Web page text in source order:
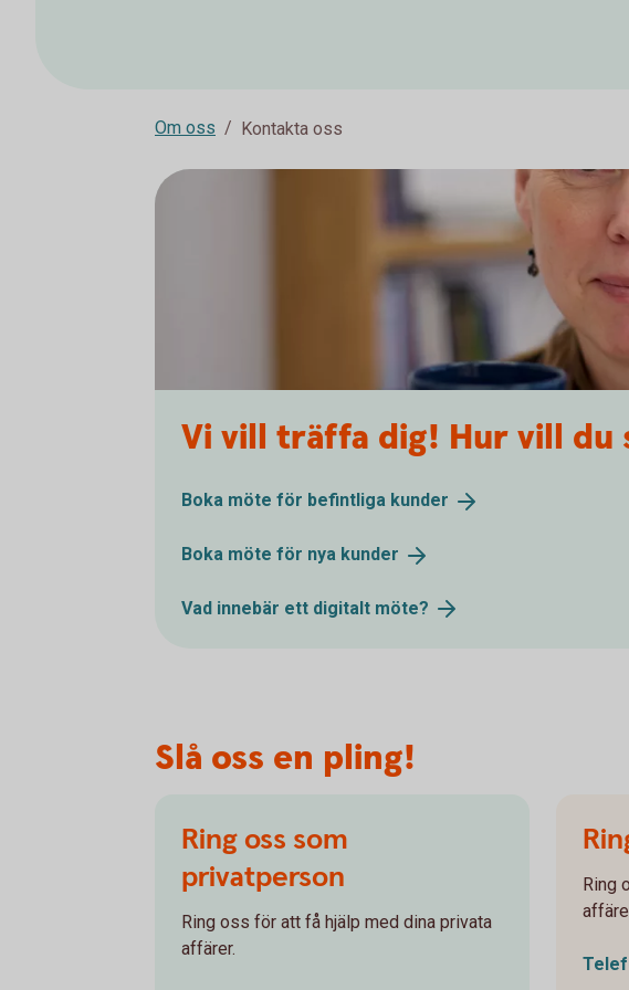
Om oss Kontakta oss
Vi vill träffa dig! Hur vill du
Boka möte för befintliga kunder
Boka möte för nya kunder
Vad innebär ett digitalt möte?
Slå oss en pling!
Ring oss som
privatperson
Ring oss för att få hjälp med dina privata
affärer.
Ring